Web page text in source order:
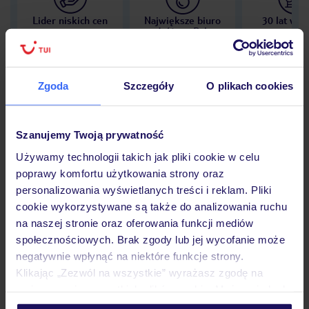
Zgoda Szczegóły O plikach cookies
Szanujemy Twoją prywatność
Używamy technologii takich jak pliki cookie w celu
poprawy komfortu użytkowania strony oraz
personalizowania wyświetlanych treści i reklam. Pliki
cookie wykorzystywane są także do analizowania ruchu
na naszej stronie oraz oferowania funkcji mediów
społecznościowych. Brak zgody lub jej wycofanie może
negatywnie wpłynąć na niektóre funkcje strony.
Klikając „Zezwól na wszystkie” wyrażasz zgodę na
personalizować swój wybór wchodząc w zakładkę
Lider niskich cen
Największe biuro
podróży w Polsce
30 lat w
Opinie
Pokoje
Wyżywienie